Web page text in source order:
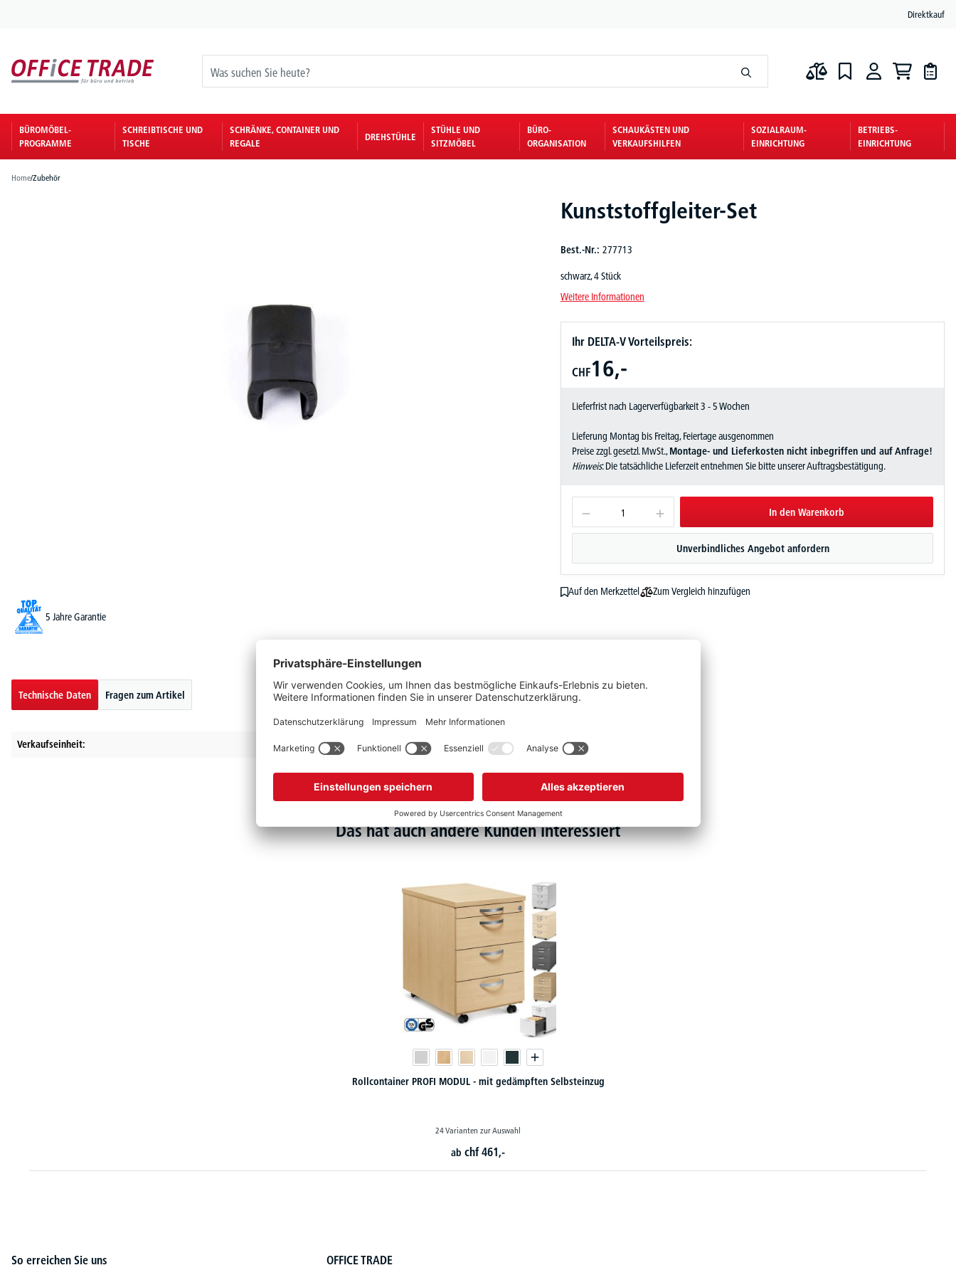
Direktkauf
BÜROMÖBEL-
PROGRAMME
SCHREIBTISCHE UND
TISCHE
SCHRÄNKE, CONTAINER UND
REGALE
DREHSTÜHLE
STÜHLE UND
SITZMÖBEL
BÜRO-
ORGANISATION
SCHAUKÄSTEN UND
VERKAUFSHILFEN
SOZIALRAUM-
EINRICHTUNG
BETRIEBS-
EINRICHTUNG
Home/Zubehör
Kunststoffgleiter-Set
Best.-Nr.: 277713
schwarz, 4 Stück
Weitere Informationen
Ihr DELTA-V Vorteilspreis:
CHF16,-
Lieferfrist nach Lagerverfügbarkeit 3 - 5 Wochen
Lieferung Montag bis Freitag, Feiertage ausgenommen
Preise zzgl. gesetzl. MwSt.,Montage- und Lieferkosten nicht inbegriffen und auf Anfrage!
Hinweis: Die tatsächliche Lieferzeit entnehmen Sie bitte unserer Auftragsbestätigung.
In den Warenkorb
Unverbindliches Angebot anfordern
Auf den Merkzettel
Zum Vergleich hinzufügen
5 Jahre Garantie
Technische Daten Fragen zum Artikel
Verkaufseinheit: VE
Das hat auch andere Kunden interessiert
Rollcontainer PROFI MODUL - mit gedämpften Selbsteinzug
24 Varianten zur Auswahl
ab chf 461,-
So erreichen Sie uns OFFICE TRADE